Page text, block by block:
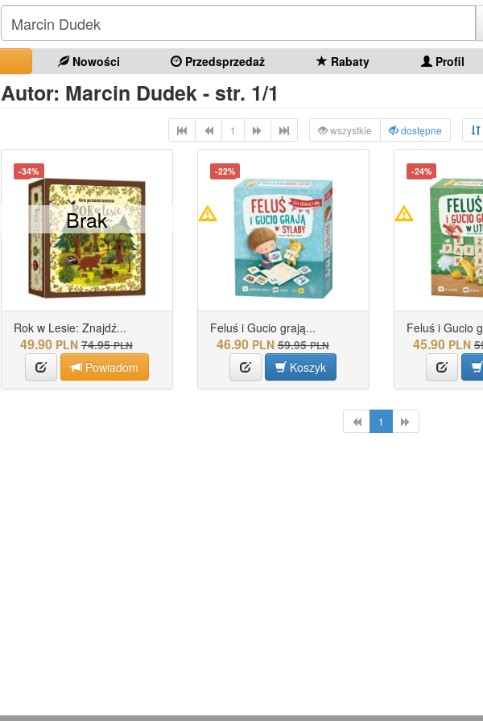
Nowości Przedsprzedaż Rabaty Profil
Autor: Marcin Dudek - str. 1/1
1 wszystkie dostępne
-34%
Rok w Lesie: Znajdź...
49.90 PLN 74.95 PLN
Powiadom
Brak
-22%
Feluś i Gucio grają...
46.90 PLN 59.95 PLN
Koszyk
-24%
Feluś i Gucio
45.90 PLN
1